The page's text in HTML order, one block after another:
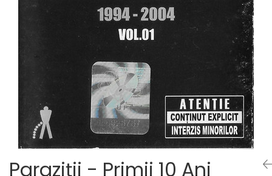
Viniluri Românești
Colecția Electrecord
Paraziții - Primii 10 Ani